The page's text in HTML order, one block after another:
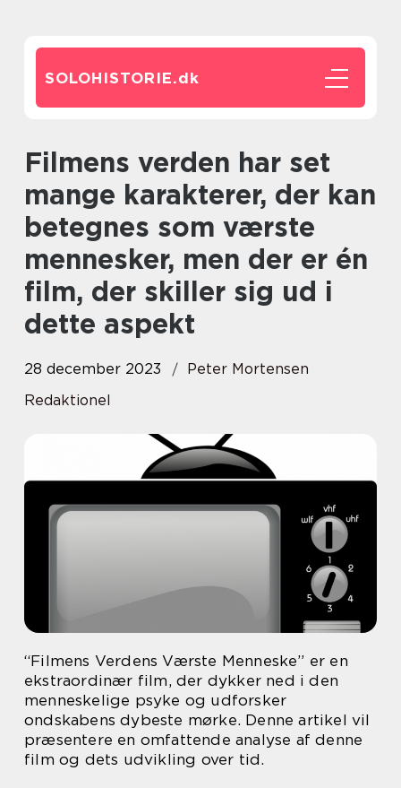
SOLOHISTORIE.dk
Filmens verden har set
mange karakterer, der kan
betegnes som værste
mennesker, men der er én
film, der skiller sig ud i
dette aspekt
28 december 2023
Peter Mortensen
Redaktionel
“Filmens Verdens Værste Menneske” er en
ekstraordinær film, der dykker ned i den
menneskelige psyke og udforsker
ondskabens dybeste mørke. Denne artikel vil
præsentere en omfattende analyse af denne
film og dets udvikling over tid.